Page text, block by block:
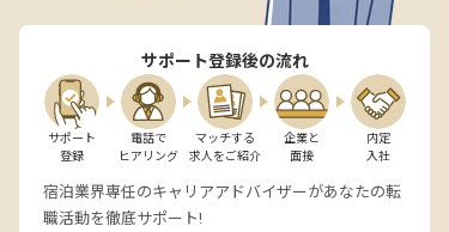
サポート登録後の流れ
サポート
登録
電話で
ヒアリング
マッチする
求人をご紹介
企業と
面接
内定
入社
宿泊業界専任のキャリアアドバイザーがあなたの転
職活動を徹底サポート!